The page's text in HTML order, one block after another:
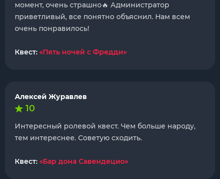
момент, очень страшно🔥 Администратор
приветливый, все понятно объяснил. Нам всем
очень понравилось!
Квест: «Пять ночей с Фредди»
Алексей Журавлев
10
Интересный ролевой квест. Чем больше народу,
тем интереснее. Советую сходить.
Квест: «Бар дона Савендецио»